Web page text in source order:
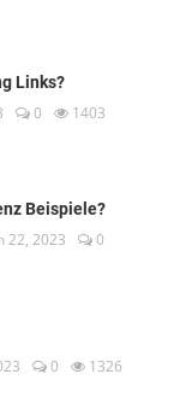
Links?
0 1403
Beispiele?
22, 2023
0
0 1326